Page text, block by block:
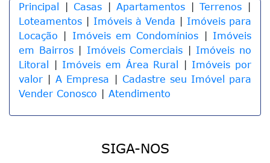
Principal Casas Apartamentos |Terrenos
Loteamentos
Imóveis à Venda
Imóveis para
Locação
Imóveis em Condomínios
Imóveis
em Bairros| Imóveis Comerciais
Imóveis no
Litoral
Imóveis em Área Rural
Imóveis por
valor
A Empresa
Cadastre seu Imóvel para
Vender Conosco
Atendimento
SIGA-NOS